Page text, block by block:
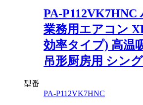
PA-P112VK7HNC
業務用エアコン
効率タイプ) 高温
吊形厨房用 シン
型番
PA-P112VK7HNC